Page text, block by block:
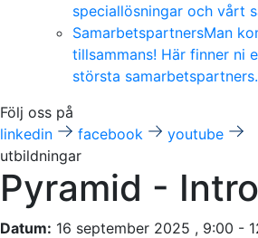
speciallösningar och vårt
SamarbetspartnersMan
tillsammans! Här finner ni
största samarbetspartners.
Följ oss på
linkedin
facebook
youtube
utbildningar
Pyramid -
Datum: 16 september 2025 , 9:00 -